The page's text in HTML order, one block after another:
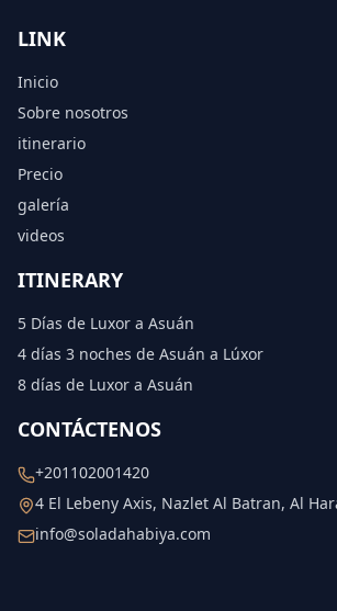
LINK
Inicio
Sobre nosotros
itinerario
Precio
galería
videos
ITINERARY
5 Días de Luxor a Asuán
4 días 3 noches de Asuán a Lúxor
8 días de Luxor a Asuán
CONTÁCTENOS
+201102001420
4 El Lebeny Axis, Nazlet Al Batran, Al
info@soladahabiya.com